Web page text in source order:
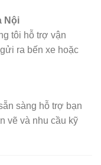
Nội
tôi hỗ trợ vận
ra bến xe hoặc
sàng hỗ trợ bạn
vẽ và nhu cầu kỹ